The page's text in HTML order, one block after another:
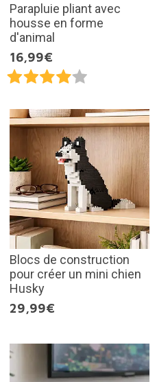
Parapluie pliant avec
housse en forme
d'animal
16,99€
Blocs de construction
pour créer un mini chien
Husky
29,99€